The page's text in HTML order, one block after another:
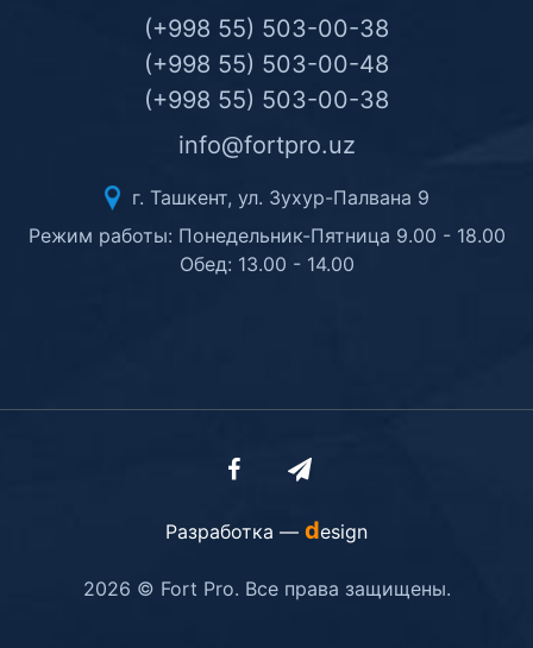
(+998 55) 503-00-38
(+998 55) 503-00-48
(+998 55) 503-00-38
info@fortpro.uz
г. Ташкент, ул. Зухур-Палвана 9
Режим работы: Понедельник-Пятница 9.00 - 18.00
Обед: 13.00 - 14.00
Разработка — design
2026 © Fort Pro. Все права защищены.